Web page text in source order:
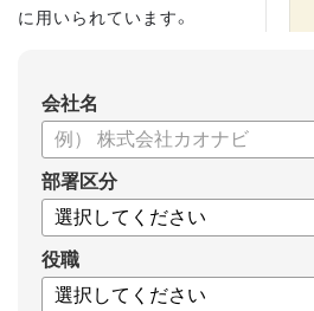
に用いられています。
・目標設定で意識する5つのポ
イント
・目標管理制度のメリット、デメリッ
・もっと効果的に運用する3つのポイ
・目標管理制度がうまくいかない4つ
についてまとめましたので、ぜひお役
会社名
部署区分
役職